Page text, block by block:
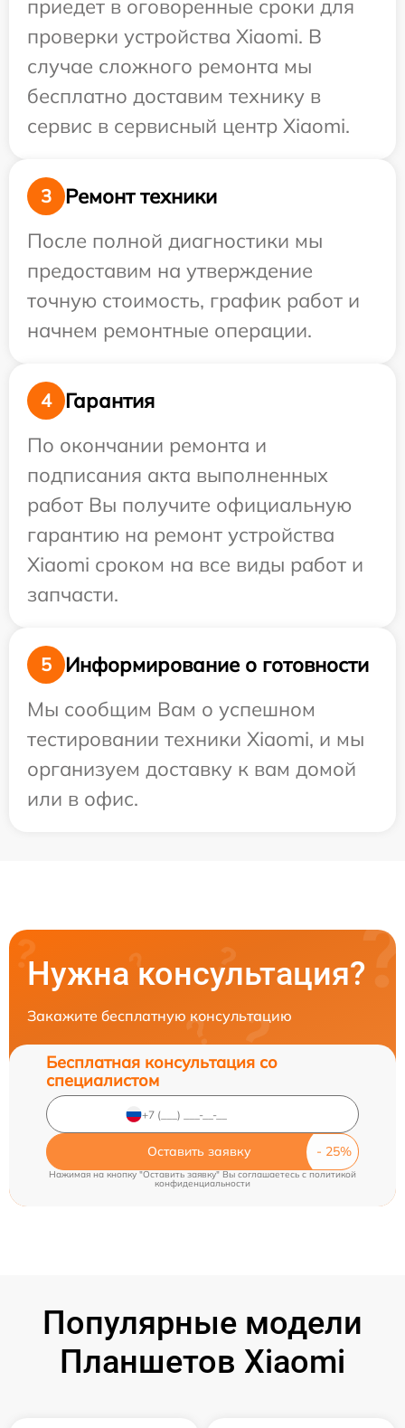
приедет в оговоренные сроки для
проверки устройства Xiaomi. В
случае сложного ремонта мы
бесплатно доставим технику в
сервис в сервисный центр Xiaomi.
3
Ремонт техники
После полной диагностики мы
предоставим на утверждение
точную стоимость, график работ и
начнем ремонтные операции.
4
Гарантия
По окончании ремонта и
подписания акта выполненных
работ Вы получите официальную
гарантию на ремонт устройства
Xiaomi сроком на все виды работ и
запчасти.
5
Информирование о готовности
Мы сообщим Вам о успешном
тестировании техники Xiaomi, и мы
организуем доставку к вам домой
или в офис.
Нужна консультация?
Закажите бесплатную консультацию
Бесплатная консультация со
специалистом
Оставить заявку
Нажимая на кнопку "Оставить заявку" Вы соглашаетесь c политикой
конфиденциальности
Популярные модели
Планшетов Xiaomi